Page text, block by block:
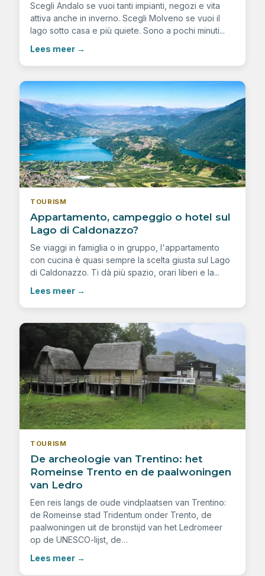
Scegli Andalo se vuoi tanti impianti, negozi e vita
attiva anche in inverno. Scegli Molveno se vuoi il
lago sotto casa e più quiete. Sono a pochi minuti...
Lees meer →
TOURISM
Appartamento, campeggio o hotel sul
Lago di Caldonazzo?
Se viaggi in famiglia o in gruppo, l'appartamento
con cucina è quasi sempre la scelta giusta sul Lago
di Caldonazzo. Ti dà più spazio, orari liberi e la...
Lees meer →
TOURISM
De archeologie van Trentino: het
Romeinse Trento en de paalwoningen
van Ledro
Een reis langs de oude vindplaatsen van Trentino:
de Romeinse stad Tridentum onder Trento, de
paalwoningen uit de bronstijd van het Ledromeer
op de UNESCO-lijst, de…
Lees meer →